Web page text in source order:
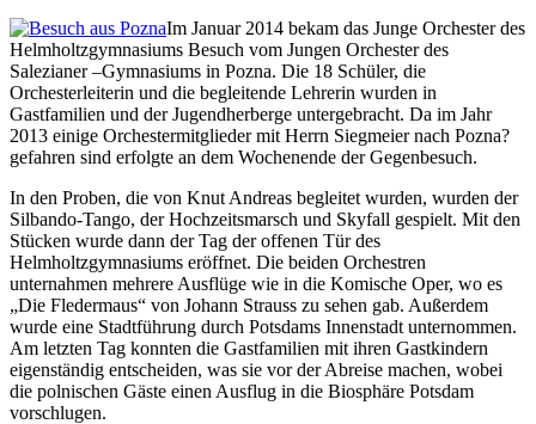
Im Januar 2014 bekam das Junge Orchester des
Helmholtzgymnasiums Besuch vom Jungen Orchester des
Salezianer –Gymnasiums in Pozna. Die 18 Schüler, die
Orchesterleiterin und die begleitende Lehrerin wurden in
Gastfamilien und der Jugendherberge untergebracht. Da im Jahr
2013 einige Orchestermitglieder mit Herrn Siegmeier nach Pozna?
gefahren sind erfolgte an dem Wochenende der Gegenbesuch.
In den Proben, die von Knut Andreas begleitet wurden, wurden der
Silbando-Tango, der Hochzeitsmarsch und Skyfall gespielt. Mit den
Stücken wurde dann der Tag der offenen Tür des
Helmholtzgymnasiums eröffnet. Die beiden Orchestren
unternahmen mehrere Ausflüge wie in die Komische Oper, wo es
„Die Fledermaus“ von Johann Strauss zu sehen gab. Außerdem
wurde eine Stadtführung durch Potsdams Innenstadt unternommen.
Am letzten Tag konnten die Gastfamilien mit ihren Gastkindern
eigenständig entscheiden, was sie vor der Abreise machen, wobei
die polnischen Gäste einen Ausflug in die Biosphäre Potsdam
vorschlugen.